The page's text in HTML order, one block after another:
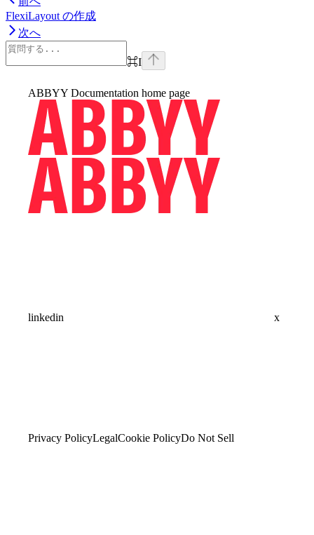
FlexiLayout の作成
次へ
⌘I
ABBYY Documentation home page
linkedin x
Privacy PolicyLegalCookie PolicyDo Not Sell